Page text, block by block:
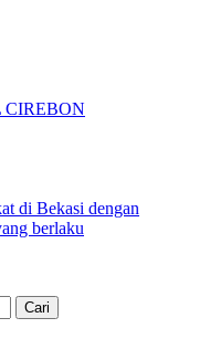
CIREBON
di Bekasi dengan
berlaku